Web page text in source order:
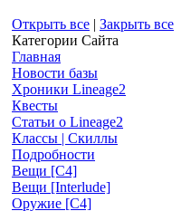
Открыть все | Закрыть все
Категории Сайта
Главная
Новости базы
Хроники Lineage2
Квесты
Статьи о Lineage2
Классы | Скиллы
Подробности
Вещи [С4]
Вещи [Interlude]
Оружие [С4]